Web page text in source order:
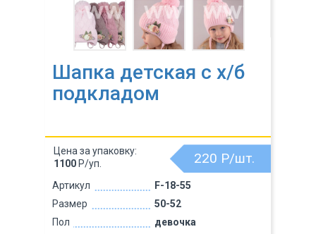
Шапка детская с х/б
подкладом
Артикул
F-18-55
Размер
50-52
Пол
девочка
220 Р/шт.
Цена за упаковку:
1100 Р/уп.